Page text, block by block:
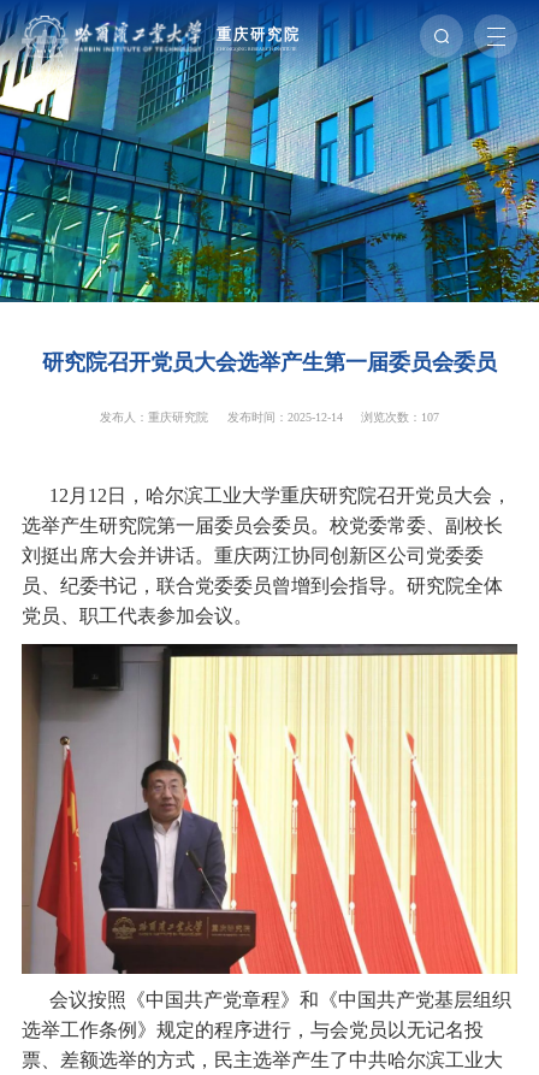
研究院召开党员大会选举产生第一届委员会委员
发布人：重庆研究院 发布时间：2025-12-14 浏览次数： 107
12 月 12 日，哈尔滨工业大学重庆研究院召开党员大会，
选举产生研究院第一届委员会委员。校党委常委、副校长
刘挺出席大会并讲话。重庆两江协同创新区公司党委委
员、纪委书记，联合党委委员曾增到会指导。研究院全体
党员、职工代表参加会议。
会议按照《中国共产党章程》和《中国共产党基层组织
选举工作条例》规定的程序进行，与会党员以无记名投
票、差额选举的方式，民主选举产生了中共哈尔滨工业大